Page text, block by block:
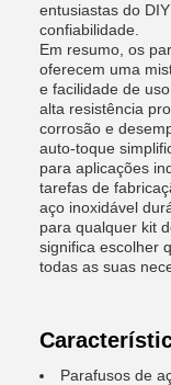
entusiastas do
confiabilidade.
Em resumo, os
oferecem uma
e facilidade de
alta resistência
corrosão e
auto-toque
para aplicações
tarefas de
aço inoxidável
para qualquer kit
significa escolher
todas as suas
Parafusos de